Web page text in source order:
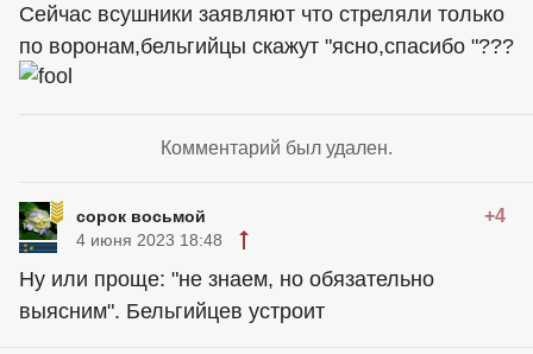
Сейчас всушники заявляют что стреляли только
по воронам,бельгийцы скажут "ясно,спасибо "???
Комментарий был удален.
сорок восьмой +4
4 июня 2023 18:48
Ну или проще: "не знаем, но обязательно
выясним". Бельгийцев устроит